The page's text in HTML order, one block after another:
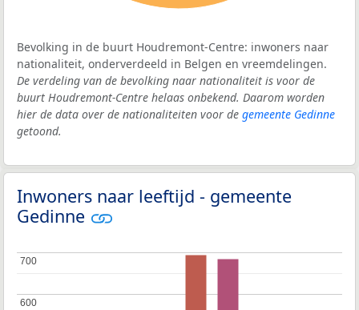
Bevolking in de buurt Houdremont-Centre: inwoners naar
nationaliteit, onderverdeeld in Belgen en vreemdelingen.
De verdeling van de bevolking naar nationaliteit is voor de
buurt Houdremont-Centre helaas onbekend. Daarom worden
hier de data over de nationaliteiten voor de gemeente Gedinne
getoond.
Inwoners naar leeftijd - gemeente
Gedinne
600
600
700
700